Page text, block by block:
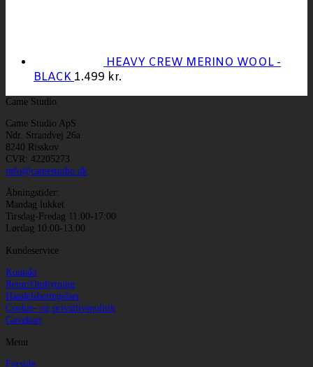
HEAVY CREW MERINO WOOL -
BLACK 1.499 kr.
Came Studio
Came Studio ApS
Ndr. Strandvej 26a
8240 Risskov
CVR: 42205273
info@camestudio.dk
Åbningstider:
Mandag lukket
Tirsdag-Fredag 11:00-17:00
Lørdag 10:00-13:00
Kundeservice
Kontakt
Retur/Ombytning
Handelsbetingelser
Cookie- og privatlivspolitik
Gavekort
Menu
Forside